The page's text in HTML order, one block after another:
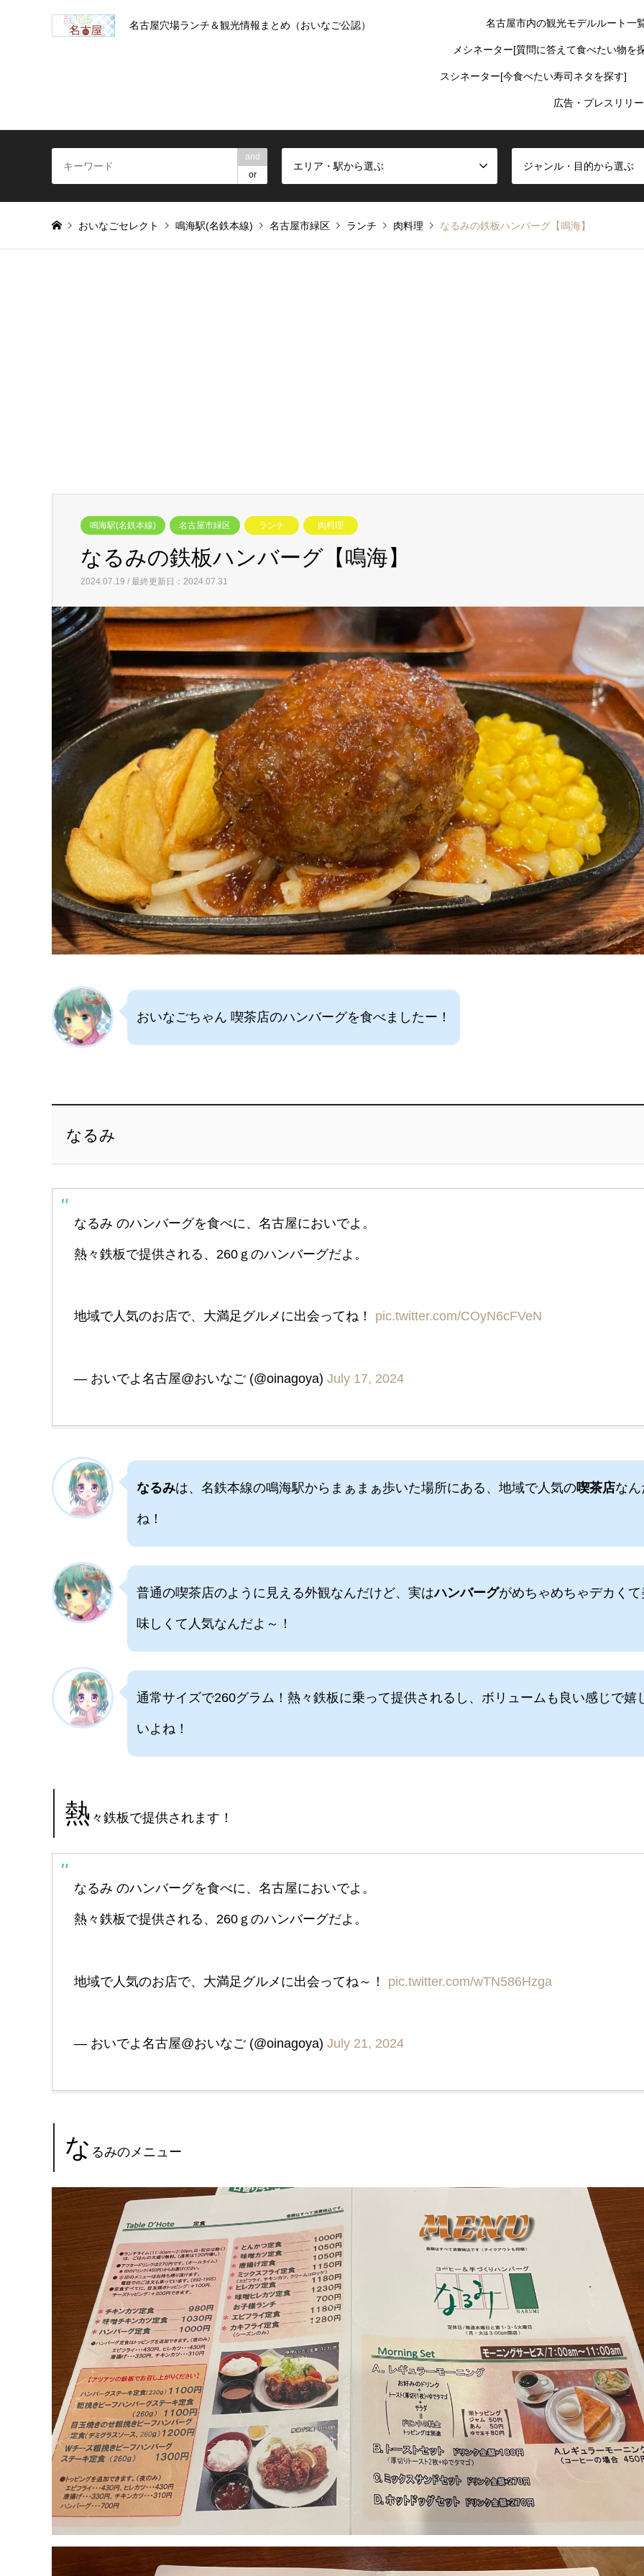
名古屋穴場ランチ＆観光情報まとめ（おいなご公認） 名古屋市内の観光モデルルート一
メシネーター[質問に答えて食べたい物を
スシネーター[今食べたい寿司ネタを探す]
広告・プレスリリ
and
or
エリア・駅から選ぶ ジャンル・目的から選ぶ
おいなごセレクト 鳴海駅(名鉄本線) 名古屋市緑区 ランチ 肉料理 なるみの鉄板ハンバーグ【鳴海】
鳴海駅(名鉄本線) 名古屋市緑区 ランチ 肉料理
なるみの鉄板ハンバーグ【鳴海】
2024.07.19 / 最終更新日：2024.07.31
おいなごちゃん 喫茶店のハンバーグを食べましたー！
なるみ
なるみ のハンバーグを食べに、名古屋においでよ。
熱々鉄板で提供される、260ｇのハンバーグだよ。
地域で人気のお店で、大満足グルメに出会ってね！ pic.twitter.com/COyN6cFVeN
— おいでよ名古屋@おいなご (@oinagoya) July 17, 2024
なるみは、名鉄本線の鳴海駅からまぁまぁ歩いた場所にある、地域で人気の喫茶店なん
ね！
普通の喫茶店のように見える外観なんだけど、実はハンバーグがめちゃめちゃデカくて
味しくて人気なんだよ～！
通常サイズで260グラム！熱々鉄板に乗って提供されるし、ボリュームも良い感じで嬉
いよね！
熱 々鉄板で提供されます！
なるみ のハンバーグを食べに、名古屋においでよ。
熱々鉄板で提供される、260ｇのハンバーグだよ。
地域で人気のお店で、大満足グルメに出会ってね～！ pic.twitter.com/wTN586Hzga
— おいでよ名古屋@おいなご (@oinagoya) July 21, 2024
な るみのメニュー